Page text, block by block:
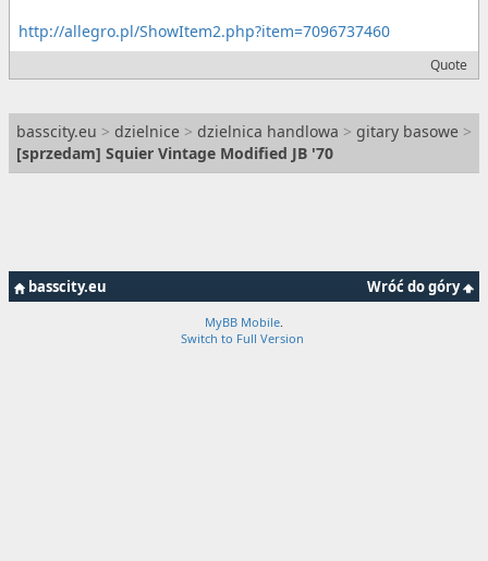
http://allegro.pl/ShowItem2.php?item=7096737460
Quote
basscity.eu > dzielnice > dzielnica handlowa > gitary basowe >
[sprzedam] Squier Vintage Modified JB '70
Wróć do góry
basscity.eu
MyBB Mobile.
Switch to Full Version